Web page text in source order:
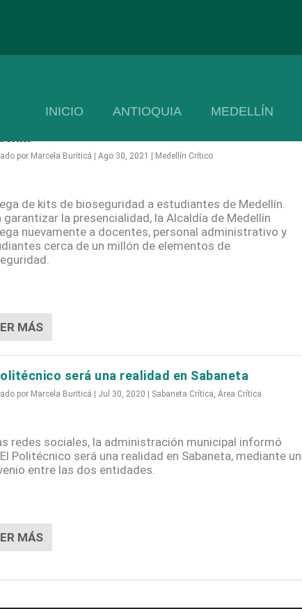
INICIO ANTIOQUIA MEDELLÍN
por Marcela Buriticá | Ago 30, 2021 | Medellín Crítico
de kits de bioseguridad a estudiantes de Medellín.
garantizar la presencialidad, la Alcaldía de Medellín
nuevamente a docentes, personal administrativo y
cerca de un millón de elementos de
MÁS
será una realidad en Sabaneta
por Marcela Buriticá Jul 30, 2020 Sabaneta Crítica, Área Crítica
redes sociales, la administración municipal informó
Politécnico será una realidad en Sabaneta, mediante un
entre las dos entidades.
MÁS